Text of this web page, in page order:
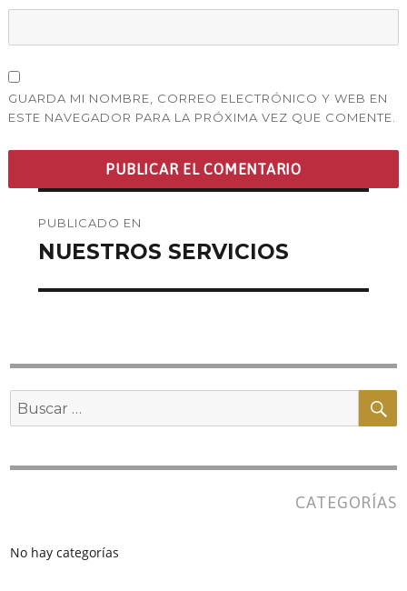
GUARDA MI NOMBRE, CORREO ELECTRÓNICO Y WEB EN
ESTE NAVEGADOR PARA LA PRÓXIMA VEZ QUE COMENTE.
de
PUBLICADO EN
NUESTROS SERVICIOS
Buscar
por:
CATEGORÍAS
No hay categorías